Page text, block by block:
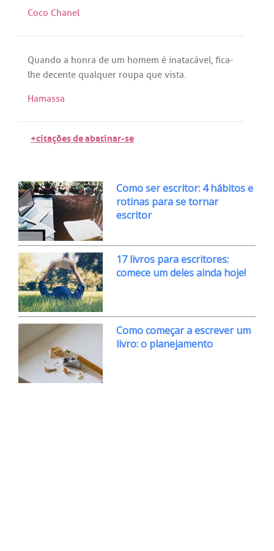
Coco Chanel
Quando a honra de um homem é inatacável, fica-
lhe decente qualquer roupa que vista.
Hamassa
+citações de abatinar-se
Como ser escritor: 4 hábitos e
rotinas para se tornar
escritor
17 livros para escritores:
comece um deles ainda hoje!
Como começar a escrever um
livro: o planejamento